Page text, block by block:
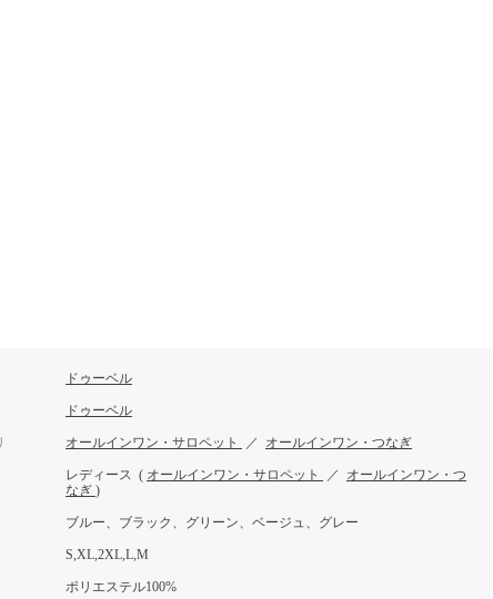
ドゥーベル
ドゥーベル
オールインワン・サロペット ／ オールインワン・つなぎ
レディース ( オールインワン・サロペット ／ オールインワン・つ
なぎ )
ブルー、ブラック、グリーン、ベージュ、グレー
S,XL,2XL,L,M
ポリエステル100%